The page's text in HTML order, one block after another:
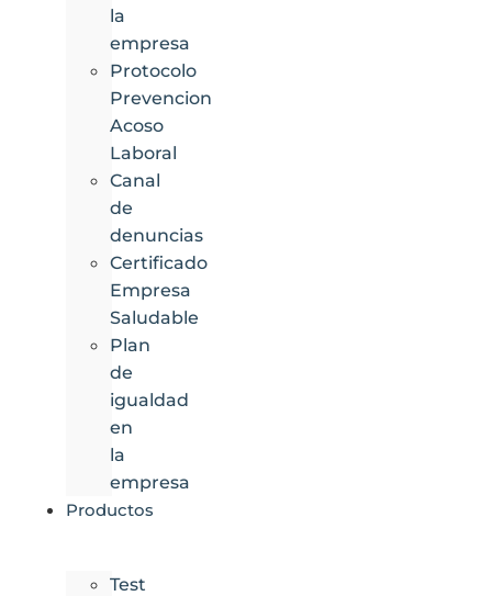
la
empresa
Protocolo
Prevencion
Acoso
Laboral
Canal
de
denuncias
Certificado
Empresa
Saludable
Plan
de
igualdad
en
la
empresa
Productos
Test